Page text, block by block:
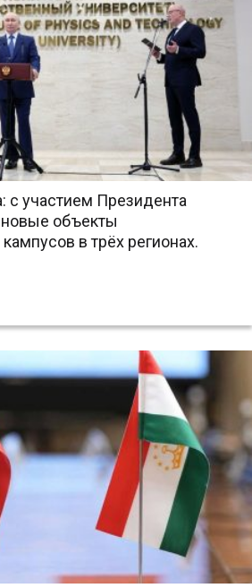
с участием Президента
объекты
в трёх регионах.